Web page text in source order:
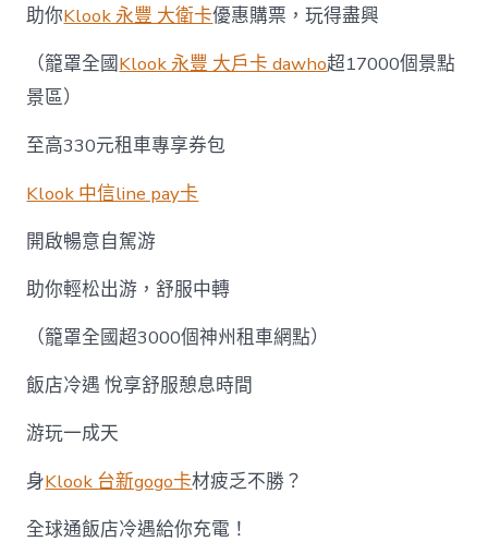
助你Klook 永豐 大衛卡優惠購票，玩得盡興
（籠罩全國Klook 永豐 大戶卡 dawho超17000個景點
景區）
至高330元租車專享券包
Klook 中信line pay卡
開啟暢意自駕游
助你輕松出游，舒服中轉
（籠罩全國超3000個神州租車網點）
飯店冷遇 悅享舒服憩息時間
游玩一成天
身Klook 台新gogo卡材疲乏不勝？
全球通飯店冷遇給你充電！